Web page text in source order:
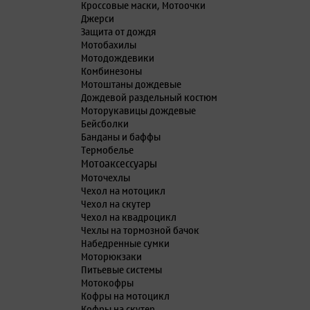
Кроссовые маски, Мотоочки
Джерси
Защита от дождя
Мотобахилы
Мотодождевики
Комбинезоны
Мотоштаны дождевые
Дождевой раздельный костюм
Моторукавицы дождевые
Бейсболки
Банданы и баффы
Термобелье
Мотоаксессуары
Моточехлы
Чехол на мотоцикл
Чехол на скутер
Чехол на квадроцикл
Чехлы на тормозной бачок
Набедренные сумки
Моторюкзаки
Питьевые системы
Мотокофры
Кофры на мотоцикл